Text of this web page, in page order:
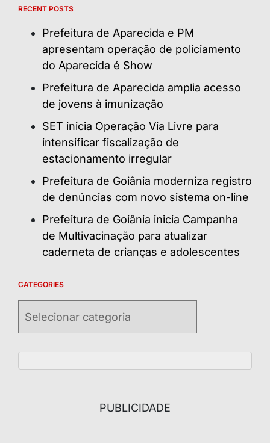
RECENT POSTS
Prefeitura de Aparecida e PM
apresentam operação de policiamento
do Aparecida é Show
Prefeitura de Aparecida amplia acesso
de jovens à imunização
SET inicia Operação Via Livre para
intensificar fiscalização de
estacionamento irregular
Prefeitura de Goiânia moderniza registro
de denúncias com novo sistema on-line
Prefeitura de Goiânia inicia Campanha
de Multivacinação para atualizar
caderneta de crianças e adolescentes
CATEGORIES
PUBLICIDADE